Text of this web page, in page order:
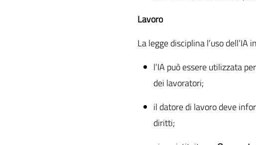
Lavoro
La legge disciplina l’uso
l’IA può essere utilizzata
dei lavoratori;
il datore di lavoro deve
diritti;